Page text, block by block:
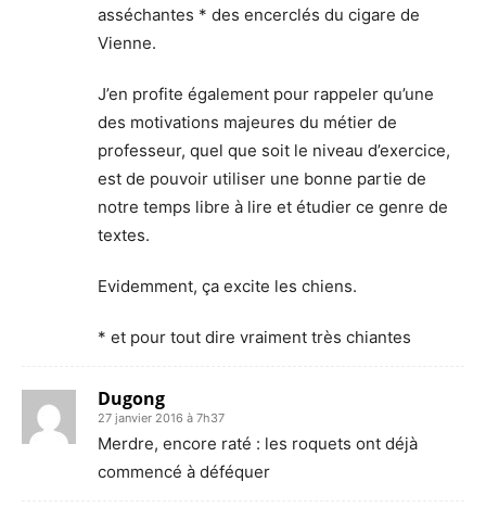
asséchantes * des encerclés du cigare de
Vienne.
J’en profite également pour rappeler qu’une
des motivations majeures du métier de
professeur, quel que soit le niveau d’exercice,
est de pouvoir utiliser une bonne partie de
notre temps libre à lire et étudier ce genre de
textes.
Evidemment, ça excite les chiens.
* et pour tout dire vraiment très chiantes
Dugong
27 janvier 2016 à 7h37
Merdre, encore raté : les roquets ont déjà
commencé à déféquer